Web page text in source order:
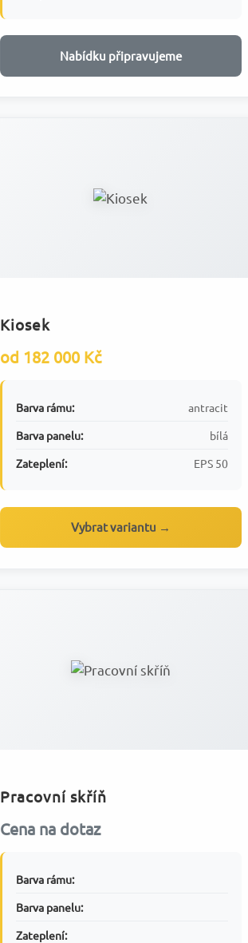
Nabídku připravujeme
Kiosek
od 182 000 Kč
Barva rámu:
antracit
Barva panelu:
bílá
Zateplení:
EPS 50
Vybrat variantu →
Pracovní skříň
Cena na dotaz
Barva rámu:
Barva panelu:
Zateplení: